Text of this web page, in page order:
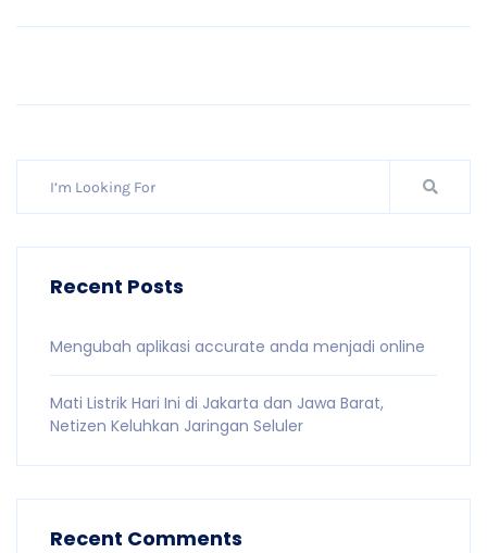
Recent Posts
Mengubah aplikasi accurate anda menjadi online
Mati Listrik Hari Ini di Jakarta dan Jawa Barat,
Netizen Keluhkan Jaringan Seluler
Recent Comments